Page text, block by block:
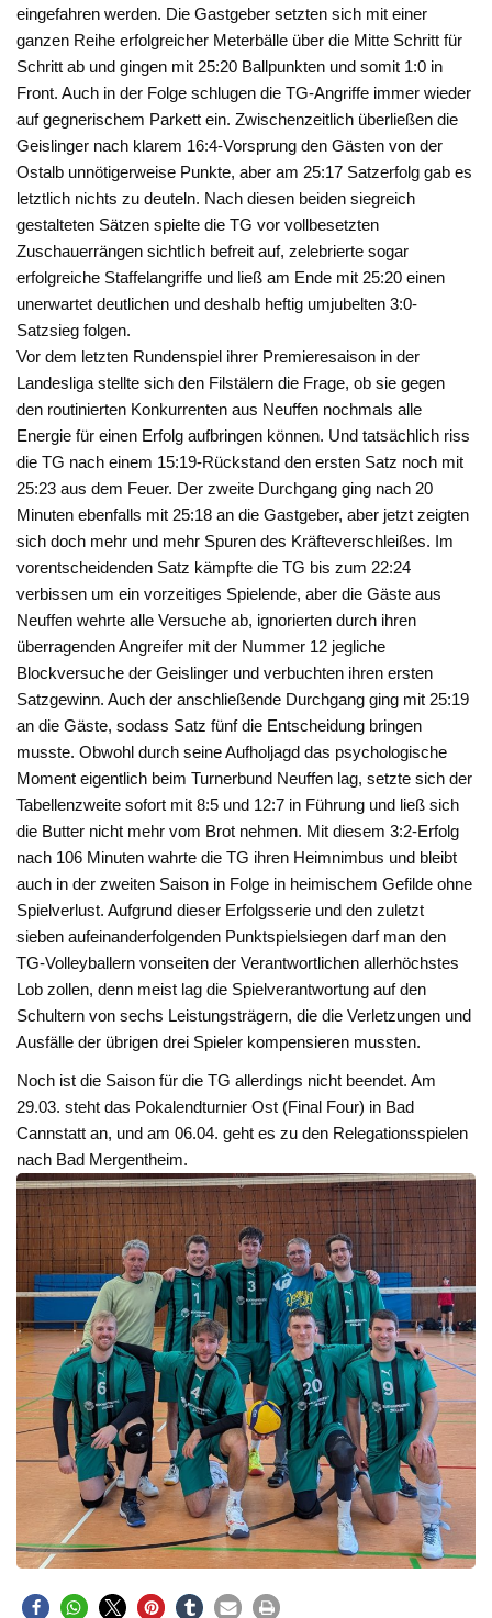
eingefahren werden. Die Gastgeber setzten sich mit einer
ganzen Reihe erfolgreicher Meterbälle über die Mitte Schritt für
Schritt ab und gingen mit 25:20 Ballpunkten und somit 1:0 in
Front. Auch in der Folge schlugen die TG-Angriffe immer wieder
auf gegnerischem Parkett ein. Zwischenzeitlich überließen die
Geislinger nach klarem 16:4-Vorsprung den Gästen von der
Ostalb unnötigerweise Punkte, aber am 25:17 Satzerfolg gab es
letztlich nichts zu deuteln. Nach diesen beiden siegreich
gestalteten Sätzen spielte die TG vor vollbesetzten
Zuschauerrängen sichtlich befreit auf, zelebrierte sogar
erfolgreiche Staffelangriffe und ließ am Ende mit 25:20 einen
unerwartet deutlichen und deshalb heftig umjubelten 3:0-
Satzsieg folgen.
Vor dem letzten Rundenspiel ihrer Premieresaison in der
Landesliga stellte sich den Filstälern die Frage, ob sie gegen
den routinierten Konkurrenten aus Neuffen nochmals alle
Energie für einen Erfolg aufbringen können. Und tatsächlich riss
die TG nach einem 15:19-Rückstand den ersten Satz noch mit
25:23 aus dem Feuer. Der zweite Durchgang ging nach 20
Minuten ebenfalls mit 25:18 an die Gastgeber, aber jetzt zeigten
sich doch mehr und mehr Spuren des Kräfteverschleißes. Im
vorentscheidenden Satz kämpfte die TG bis zum 22:24
verbissen um ein vorzeitiges Spielende, aber die Gäste aus
Neuffen wehrte alle Versuche ab, ignorierten durch ihren
überragenden Angreifer mit der Nummer 12 jegliche
Blockversuche der Geislinger und verbuchten ihren ersten
Satzgewinn. Auch der anschließende Durchgang ging mit 25:19
an die Gäste, sodass Satz fünf die Entscheidung bringen
musste. Obwohl durch seine Aufholjagd das psychologische
Moment eigentlich beim Turnerbund Neuffen lag, setzte sich der
Tabellenzweite sofort mit 8:5 und 12:7 in Führung und ließ sich
die Butter nicht mehr vom Brot nehmen. Mit diesem 3:2-Erfolg
nach 106 Minuten wahrte die TG ihren Heimnimbus und bleibt
auch in der zweiten Saison in Folge in heimischem Gefilde ohne
Spielverlust. Aufgrund dieser Erfolgsserie und den zuletzt
sieben aufeinanderfolgenden Punktspielsiegen darf man den
TG-Volleyballern vonseiten der Verantwortlichen allerhöchstes
Lob zollen, denn meist lag die Spielverantwortung auf den
Schultern von sechs Leistungsträgern, die die Verletzungen und
Ausfälle der übrigen drei Spieler kompensieren mussten.
Noch ist die Saison für die TG allerdings nicht beendet. Am
29.03. steht das Pokalendturnier Ost (Final Four) in Bad
Cannstatt an, und am 06.04. geht es zu den Relegationsspielen
nach Bad Mergentheim.